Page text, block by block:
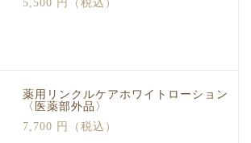
5,500 円（税込）
薬用リンクルケアホワイトローション
〈医薬部外品〉
7,700 円（税込）